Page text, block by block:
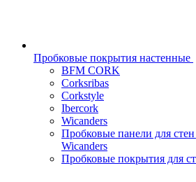
Пробковые покрытия настенные
BFM CORK
Corksribas
Corkstyle
Ibercork
Wicanders
Пробковые панели для
Wicanders
Пробковые покрытия для